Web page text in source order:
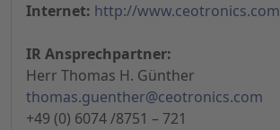
Internet: http://www.ceotronics.com
IR Ansprechpartner:
Herr Thomas H. Günther
thomas.guenther@ceotronics.com
+49 (0) 6074 /8751 – 721